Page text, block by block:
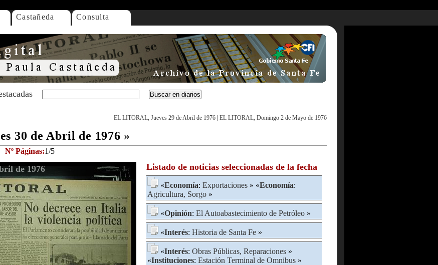
Castañeda Consulta
EL LITORAL, Jueves 29 de Abril de 1976 EL LITORAL, Domingo 2 de Mayo de 1976
30 de Abril de 1976 »
Nº Páginas:1/5
de 1976 Listado de noticias seleccionadas de la fecha
«Economía: Exportaciones » «Economía:
Agricultura, Sorgo »
«Opinión: El Autoabastecimiento de Petróleo »
«Interés: Historia de Santa Fe »
«Interés: Obras Públicas, Reparaciones »
«Instituciones: Estación Terminal de Omnibus »